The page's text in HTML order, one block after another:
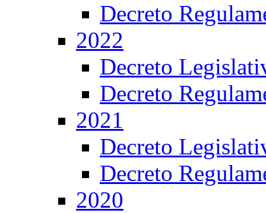
Decreto
2022
Decreto
Decreto
2021
Decreto
Decreto
2020